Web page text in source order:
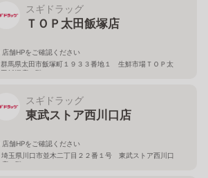
スギドラッグ
ＴＯＰ太田飯塚店
店舗HPをご確認ください
群馬県太田市飯塚町１９３３番地１ 生鮮市場ＴＯＰ太
田飯塚店１階
スギドラッグ
東武ストア西川口店
店舗HPをご確認ください
埼玉県川口市並木二丁目２２番１号 東武ストア西川口
店２階